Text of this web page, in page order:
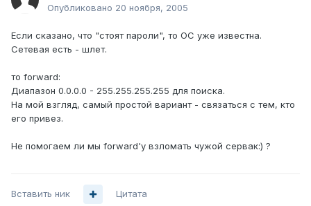
Опубликовано 20 ноября, 2005
Если сказано, что "стоят пароли", то ОС уже известна.
Сетевая есть - шлет.
то forward:
Диапазон 0.0.0.0 - 255.255.255.255 для поиска.
На мой взгляд, самый простой вариант - связаться с тем, кто
его привез.
Не помогаем ли мы forward'у взломать чужой сервак:) ?
Вставить ник Цитата